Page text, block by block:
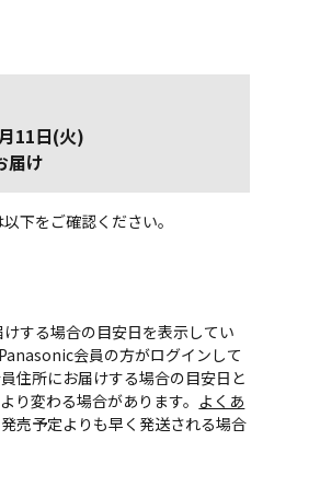
11日(火)
届け
下をご確認ください。
する場合の目安日を表示してい
会員の方がログインして
住所にお届けする場合の目安日と
り変わる場合があります。 よくあ
売予定よりも早く発送される場合